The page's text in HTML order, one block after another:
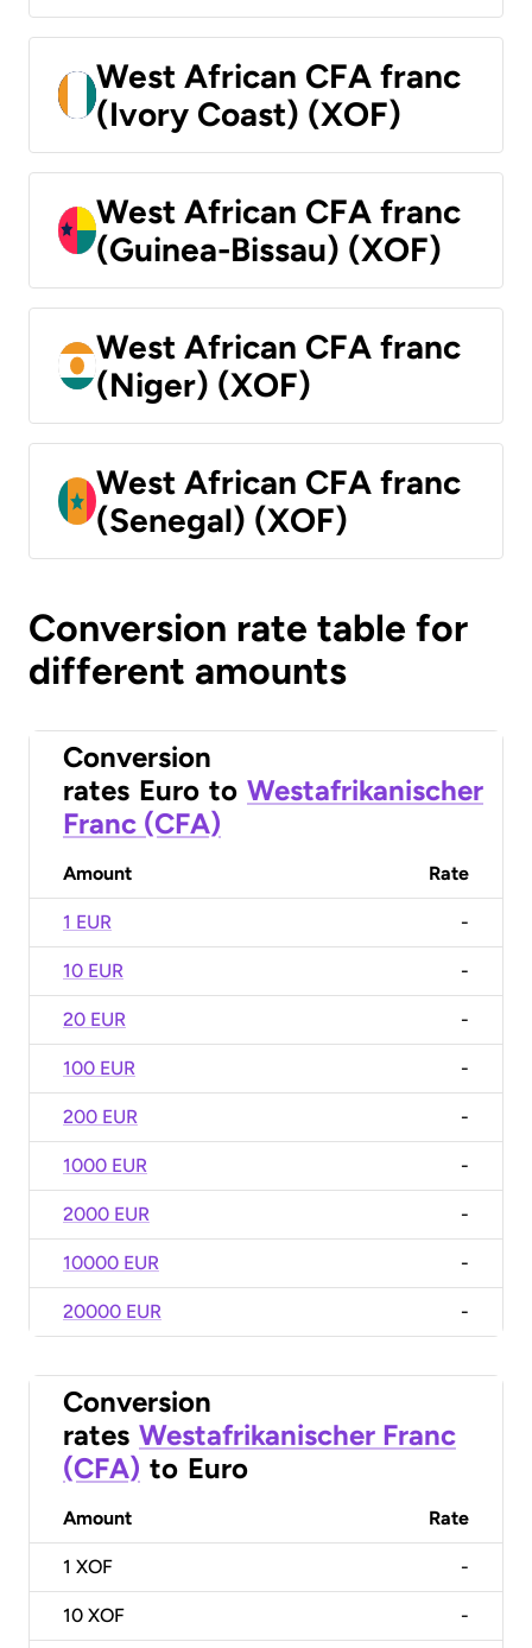
West African CFA franc
(Ivory Coast) (XOF)
West African CFA franc
(Guinea-Bissau) (XOF)
West African CFA franc
(Niger) (XOF)
West African CFA franc
(Senegal) (XOF)
Conversion rate table for
different amounts
Conversion
rates Euro to Westafrikanischer
Franc (CFA)
Amount Rate
1 EUR -
10 EUR -
20 EUR -
100 EUR -
200 EUR -
1000 EUR -
2000 EUR -
10000 EUR -
20000 EUR -
Conversion
rates Westafrikanischer Franc
(CFA) to Euro
Amount Rate
1 XOF -
10 XOF -